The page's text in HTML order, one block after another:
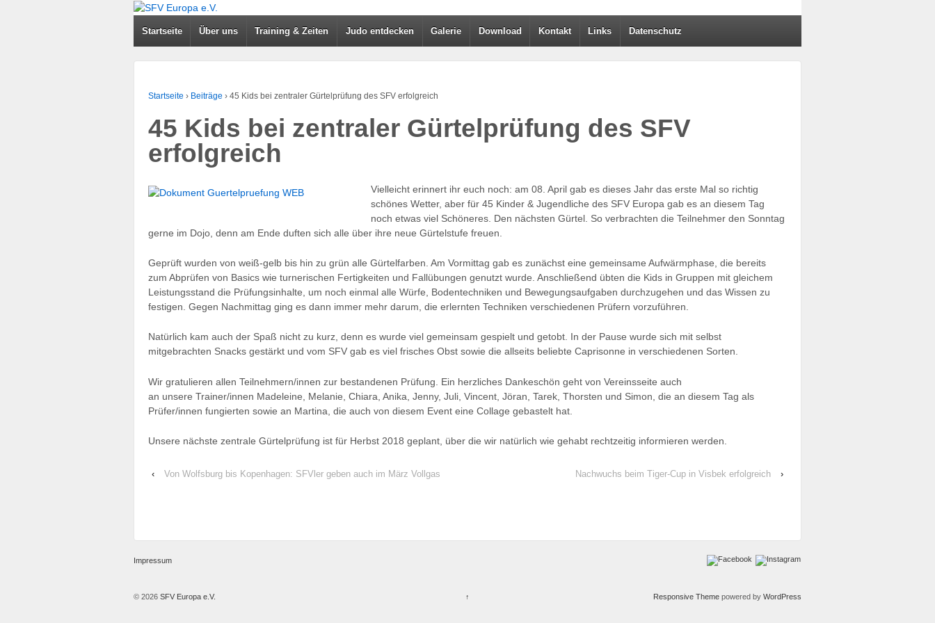
Startseite Über uns Training & Zeiten Judo entdecken Galerie Download Kontakt Links Datenschutz
Startseite › Beiträge › 45 Kids bei zentraler Gürtelprüfung des SFV erfolgreich
45 Kids bei zentraler Gürtelprüfung des SFV
erfolgreich
Vielleicht erinnert ihr euch noch: am 08. April gab es dieses Jahr das erste Mal so richtig
schönes Wetter, aber für 45 Kinder & Jugendliche des SFV Europa gab es an diesem Tag
noch etwas viel Schöneres. Den nächsten Gürtel. So verbrachten die Teilnehmer den Sonntag
gerne im Dojo, denn am Ende duften sich alle über ihre neue Gürtelstufe freuen.
Geprüft wurden von weiß-gelb bis hin zu grün alle Gürtelfarben. Am Vormittag gab es zunächst eine gemeinsame Aufwärmphase, die bereits
zum Abprüfen von Basics wie turnerischen Fertigkeiten und Fallübungen genutzt wurde. Anschließend übten die Kids in Gruppen mit gleichem
Leistungsstand die Prüfungsinhalte, um noch einmal alle Würfe, Bodentechniken und Bewegungsaufgaben durchzugehen und das Wissen zu
festigen. Gegen Nachmittag ging es dann immer mehr darum, die erlernten Techniken verschiedenen Prüfern vorzuführen.
Natürlich kam auch der Spaß nicht zu kurz, denn es wurde viel gemeinsam gespielt und getobt. In der Pause wurde sich mit selbst
mitgebrachten Snacks gestärkt und vom SFV gab es viel frisches Obst sowie die allseits beliebte Caprisonne in verschiedenen Sorten.
Wir gratulieren allen Teilnehmern/innen zur bestandenen Prüfung. Ein herzliches Dankeschön geht von Vereinsseite auch
an unsere Trainer/innen Madeleine, Melanie, Chiara, Anika, Jenny, Juli, Vincent, Jöran, Tarek, Thorsten und Simon, die an diesem Tag als
Prüfer/innen fungierten sowie an Martina, die auch von diesem Event eine Collage gebastelt hat.
Unsere nächste zentrale Gürtelprüfung ist für Herbst 2018 geplant, über die wir natürlich wie gehabt rechtzeitig informieren werden.
‹ Von Wolfsburg bis Kopenhagen: SFVler geben auch im März Vollgas Nachwuchs beim Tiger-Cup in Visbek erfolgreich ›
Impressum
© 2026 SFV Europa e.V. ↑ Responsive Themepowered by WordPress